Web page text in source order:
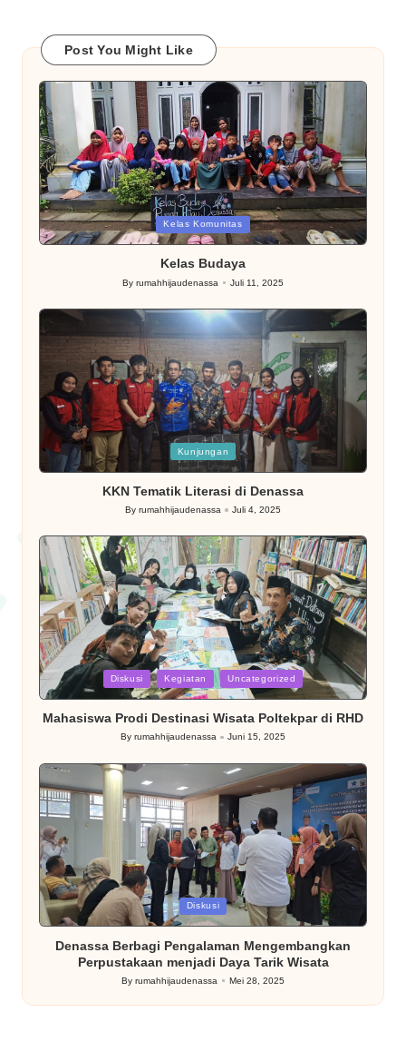
Post You Might Like
Posted
in
Kelas Komunitas
Kelas Budaya
Posted
Byrumahhijaudenassa Juli 11, 2025
Posted
in
Kunjungan
KKN Tematik Literasi di Denassa
Posted
By rumahhijaudenassa Juli 4, 2025
Posted
in
Diskusi Kegiatan Uncategorized
Mahasiswa Prodi Destinasi Wisata Poltekpar di RHD
Posted
By rumahhijaudenassa Juni 15, 2025
Posted
in
Diskusi
Denassa Berbagi Pengalaman Mengembangkan
Perpustakaan menjadi Daya Tarik Wisata
Posted
by
Byrumahhijaudenassa Mei 28, 2025